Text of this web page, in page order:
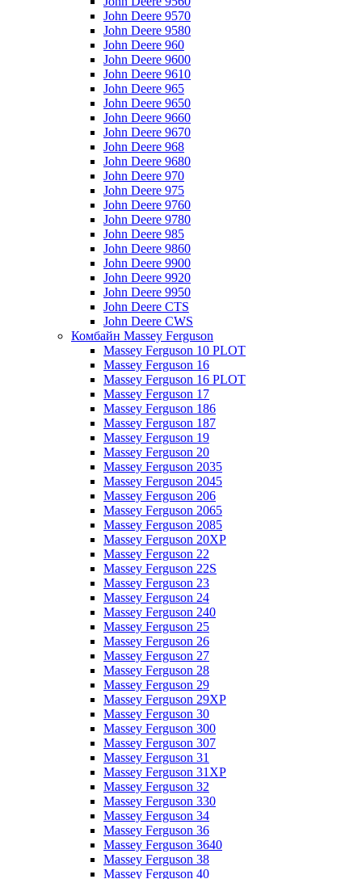
John Deere 9570
John Deere 9580
John Deere 960
John Deere 9600
John Deere 9610
John Deere 965
John Deere 9650
John Deere 9660
John Deere 9670
John Deere 968
John Deere 9680
John Deere 970
John Deere 975
John Deere 9760
John Deere 9780
John Deere 985
John Deere 9860
John Deere 9900
John Deere 9920
John Deere 9950
John Deere CTS
John Deere CWS
Комбайн Massey Ferguson
Massey Ferguson 10 PLOT
Massey Ferguson 16
Massey Ferguson 16 PLOT
Massey Ferguson 17
Massey Ferguson 186
Massey Ferguson 187
Massey Ferguson 19
Massey Ferguson 20
Massey Ferguson 2035
Massey Ferguson 2045
Massey Ferguson 206
Massey Ferguson 2065
Massey Ferguson 2085
Massey Ferguson 20XP
Massey Ferguson 22
Massey Ferguson 22S
Massey Ferguson 23
Massey Ferguson 24
Massey Ferguson 240
Massey Ferguson 25
Massey Ferguson 26
Massey Ferguson 27
Massey Ferguson 28
Massey Ferguson 29
Massey Ferguson 29XP
Massey Ferguson 30
Massey Ferguson 300
Massey Ferguson 307
Massey Ferguson 31
Massey Ferguson 31XP
Massey Ferguson 32
Massey Ferguson 330
Massey Ferguson 34
Massey Ferguson 36
Massey Ferguson 3640
Massey Ferguson 38
Massey Ferguson 40